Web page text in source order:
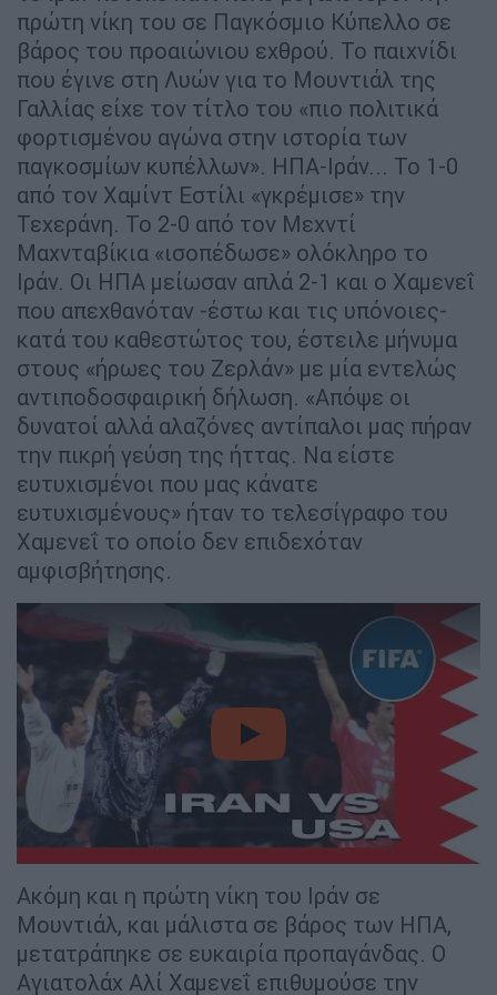
πρώτη νίκη του σε Παγκόσμιο Κύπελλο σε
βάρος του προαιώνιου εχθρού. Το παιχνίδι
που έγινε στη Λυών για το Μουντιάλ της
Γαλλίας είχε τον τίτλο του «πιο πολιτικά
φορτισμένου αγώνα στην ιστορία των
παγκοσμίων κυπέλλων». ΗΠΑ-Ιράν... Το 1-0
από τον Χαμίντ Εστίλι «γκρέμισε» την
Τεχεράνη. Το 2-0 από τον Μεχντί
Μαχνταβίκια «ισοπέδωσε» ολόκληρο το
Ιράν. Οι ΗΠΑ μείωσαν απλά 2-1 και ο Χαμενεΐ
που απεχθανόταν -έστω και τις υπόνοιες-
κατά του καθεστώτος του, έστειλε μήνυμα
στους «ήρωες του Ζερλάν» με μία εντελώς
αντιποδοσφαιρική δήλωση. «Απόψε οι
δυνατοί αλλά αλαζόνες αντίπαλοι μας πήραν
την πικρή γεύση της ήττας. Να είστε
ευτυχισμένοι που μας κάνατε
ευτυχισμένους» ήταν το τελεσίγραφο του
Χαμενεΐ το οποίο δεν επιδεχόταν
αμφισβήτησης.
video
Ακόμη και η πρώτη νίκη του Ιράν σε
Μουντιάλ, και μάλιστα σε βάρος των ΗΠΑ,
μετατράπηκε σε ευκαιρία προπαγάνδας. Ο
Αγιατολάχ Αλί Χαμενεΐ επιθυμούσε την